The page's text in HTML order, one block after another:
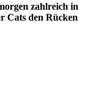
zahlreich in
Cats den Rücken